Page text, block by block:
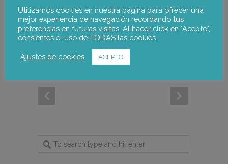
Buñol – Chiva.
Utilizamos cookies en nuestra página para ofrecer una
mejor experiencia de navegación recordando tus
preferencias en futuras visitas. Al hacer click en "Acepto",
consientes el uso de TODAS las cookies.
Ajustes de cookies ACEPTO